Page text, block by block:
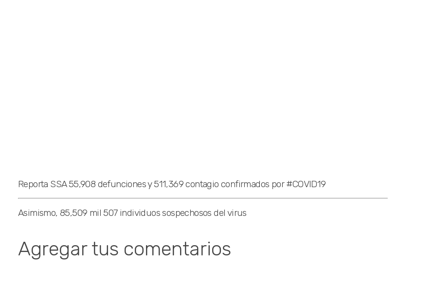
Reporta SSA 55,908 defunciones y 511,369 contagio confirmados por #COVID19
Asimismo, 85,509 mil 507 individuos sospechosos del virus
Agregar tus comentarios